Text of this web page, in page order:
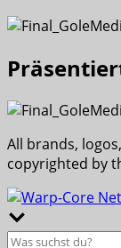
All brands,
copyrighted by